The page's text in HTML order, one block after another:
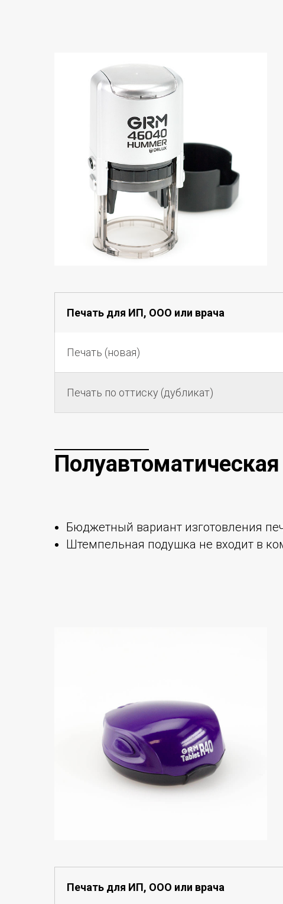
Печать для ИП, ООО или врача
Печать (новая)
Печать по оттиску (дубликат)
Бюджетный вариант изготовления
Штемпельная подушка не входит в
Печать для ИП, ООО или врача